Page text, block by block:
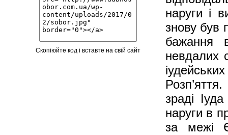
Скопіюйте код і вставте на свій сайт
наруги і
знову був
бажання
невдалих
зраді
наруги в
за межі